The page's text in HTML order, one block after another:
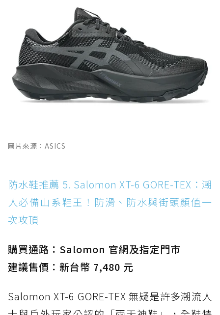
圖片來源：ASICS
防水鞋推薦 5. Salomon XT-6 GORE-TEX：潮
人必備山系鞋王！防滑、防水與街頭顏值一
次攻頂
購買通路：Salomon 官網及指定門市
建議售價：新台幣 7,480 元
Salomon XT-6 GORE-TEX 無疑是許多潮流人